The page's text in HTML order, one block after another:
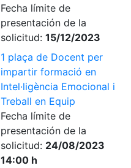
Fecha límite de
presentación de la
solicitud: 15/12/2023
1 plaça de Docent per
impartir formació en
Intel·ligència Emocional i
Treball en Equip
Fecha límite de
presentación de la
solicitud: 24/08/2023
14:00 h